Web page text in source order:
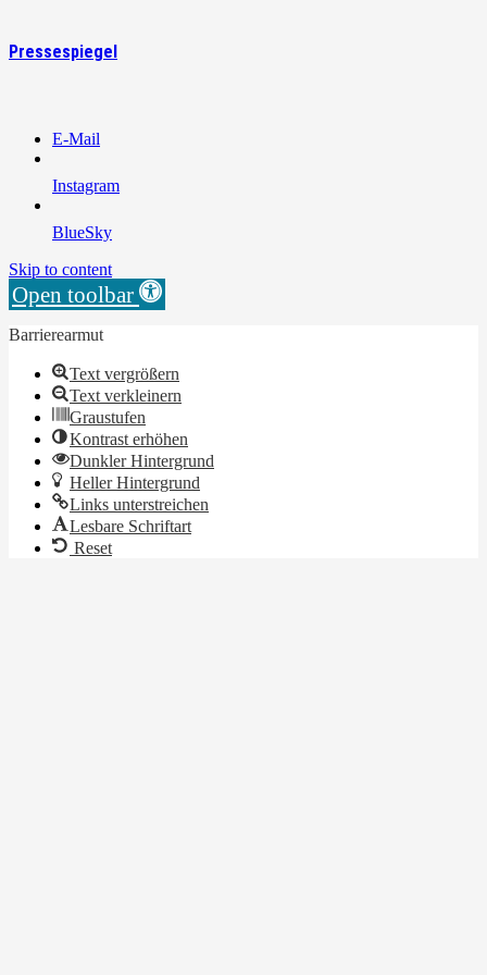
Pressespiegel
E-Mail
Instagram
BlueSky
Skip to content
Open toolbar
Barrierearmut
Text vergrößern
Text verkleinern
Graustufen
Kontrast erhöhen
Dunkler Hintergrund
Heller Hintergrund
Links unterstreichen
Lesbare Schriftart
Reset